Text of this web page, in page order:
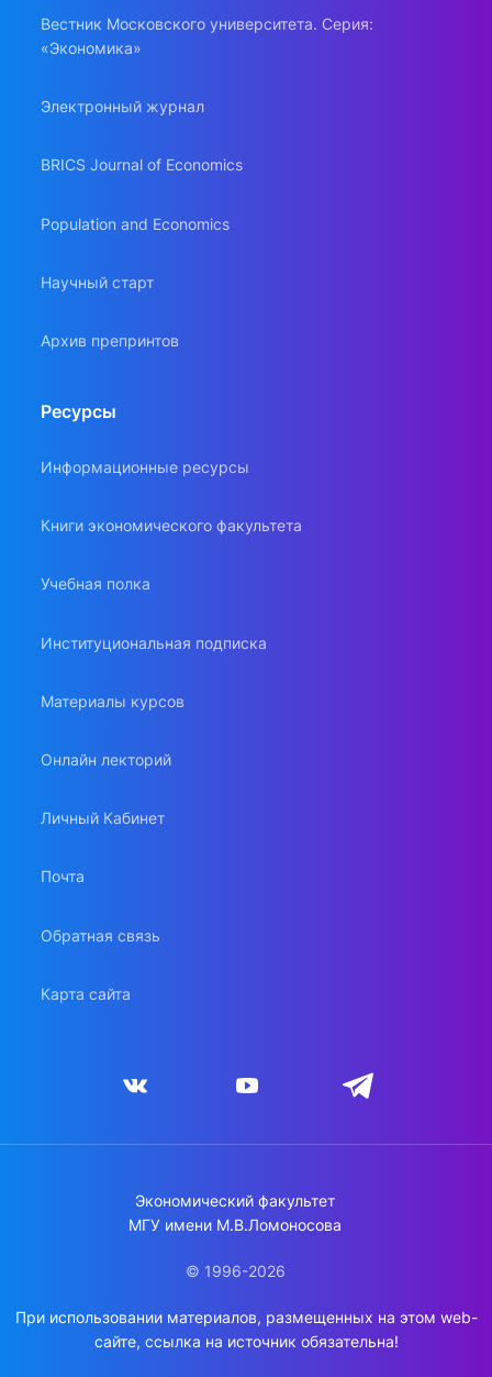
Вестник Московского университета. Серия:
«Экономика»
Электронный журнал
BRICS Journal of Economics
Population and Economics
Научный старт
Архив препринтов
Ресурсы
Информационные ресурсы
Книги экономического факультета
Учебная полка
Институциональная подписка
Материалы курсов
Онлайн лекторий
Личный Кабинет
Почта
Обратная связь
Карта сайта
Экономический факультет
МГУ имени М.В.Ломоносова
© 1996-2026
При использовании материалов, размещенных на этом web-
сайте, ссылка на источник обязательна!